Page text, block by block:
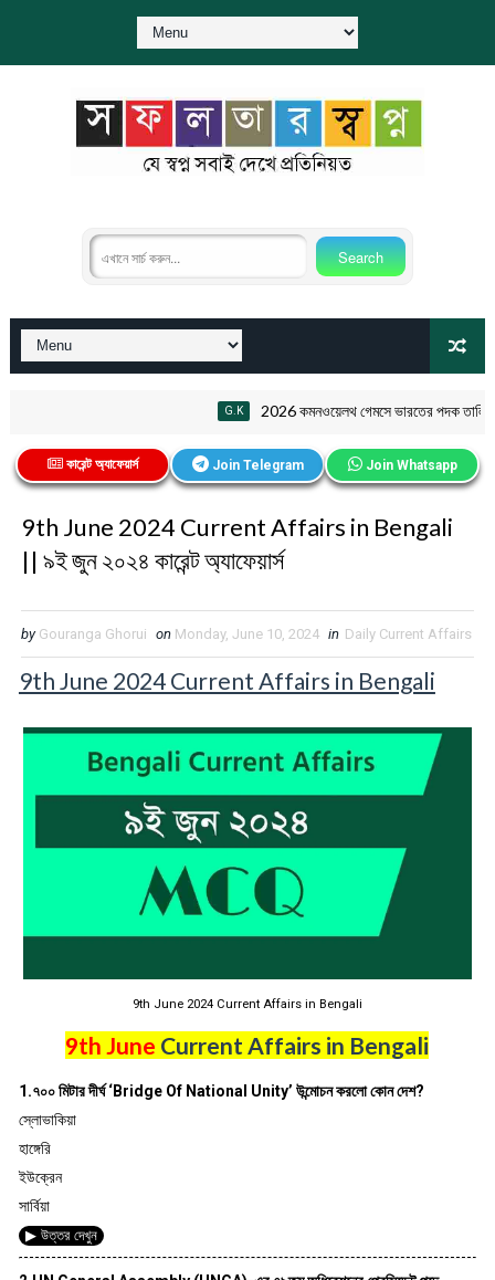
2026 কমনওয়েলথ গেমসে ভারতের পদক তালিকা
কারেন্ট অ্যাফেয়ার্স Join Telegram Join Whatsapp
9th June 2024 Current Affairs in Bengali
|| ৯ই জুন ২০২৪ কারেন্ট অ্যাফেয়ার্স
by Gouranga Ghorui on Monday, June 10, 2024 in Daily Current Affairs
9th June 2024 Current Affairs in Bengali
9th June 2024 Current Affairs in Bengali
9th June Current Affairs in Bengali
1.৭০০ মিটার দীর্ঘ ‘Bridge Of National Unity’ উন্মোচন করলো কোন দেশ?
স্লোভাকিয়া
হাঙ্গেরি
ইউক্রেন
সার্বিয়া
▶ উত্তর দেখুন